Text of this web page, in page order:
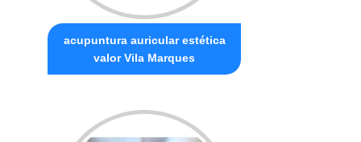
acupuntura auricular estética
valor Vila Marques